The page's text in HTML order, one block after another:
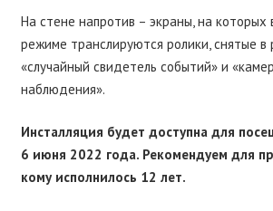
На стене напротив – экраны, на которых
режиме транслируются ролики, снятые в
«случайный свидетель событий» и
наблюдения».
Инсталляция будет доступна для
6 июня 2022 года. Рекомендуем для
кому исполнилось 12 лет.